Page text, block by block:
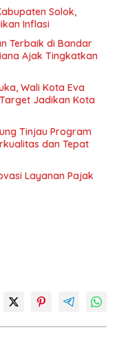
Solok,
Inflasi
Terbaik di Bandar
Ajak Tingkatkan
Wali Kota Eva
Jadikan Kota
Tinjau Program
dan Tepat
Layanan Pajak